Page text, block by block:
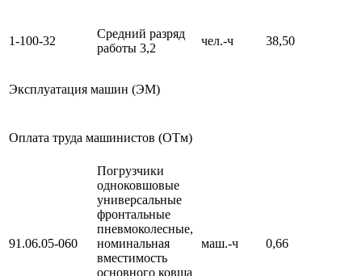
1-100-32
Средний разряд
работы 3,2
чел.-ч 38,50
Эксплуатация машин (ЭМ)
Оплата труда машинистов (ОТм)
91.06.05-060
Погрузчики
одноковшовые
универсальные
фронтальные
пневмоколесные,
номинальная
вместимость
основного ковша
маш.-ч 0,66